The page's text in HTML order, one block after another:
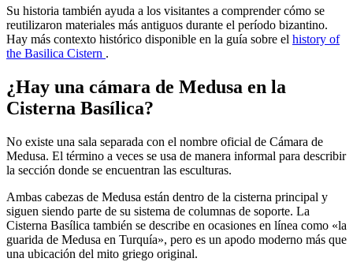
Su historia también ayuda a los visitantes a comprender cómo se
reutilizaron materiales más antiguos durante el período bizantino.
Hay más contexto histórico disponible en la guía sobre el history of
the Basilica Cistern .
¿Hay una cámara de Medusa en la
Cisterna Basílica?
No existe una sala separada con el nombre oficial de Cámara de
Medusa. El término a veces se usa de manera informal para describir
la sección donde se encuentran las esculturas.
Ambas cabezas de Medusa están dentro de la cisterna principal y
siguen siendo parte de su sistema de columnas de soporte. La
Cisterna Basílica también se describe en ocasiones en línea como «la
guarida de Medusa en Turquía», pero es un apodo moderno más que
una ubicación del mito griego original.